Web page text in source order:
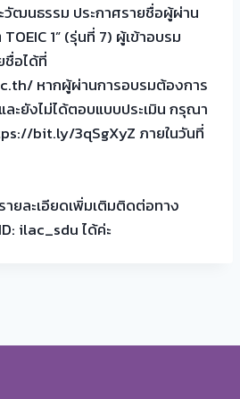
วัฒนธรรม ประกาศรายชื่อผู้ผ่าน
1” (รุ่นที่ 7) ผู้เข้าอบรม
อได้ที่
หากผู้ผ่านการอบรมต้องการ
ะยังไม่ได้ตอบแบบประเมิน กรุณา
bit.ly/3qSgXyZภายในวันที่
ยละเอียดเพิ่มเติมติดต่อทาง
ilac_sdu ได้ค่ะ